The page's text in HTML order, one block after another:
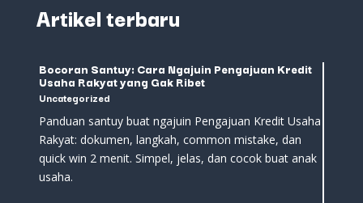
Artikel terbaru
Bocoran Santuy: Cara Ngajuin Pengajuan Kredit
Usaha Rakyat yang Gak Ribet
Uncategorized
Panduan santuy buat ngajuin Pengajuan Kredit Usaha
Rakyat: dokumen, langkah, common mistake, dan
quick win 2 menit. Simpel, jelas, dan cocok buat anak
usaha.